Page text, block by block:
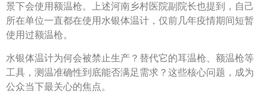
景下会使用额温枪。上述河南乡村医院副院长也提到，自己
所在单位一直都在使用水银体温计，仅前几年疫情期间短暂
使用过额温枪。
水银体温计为何会被禁止生产？替代它的耳温枪、额温枪等
工具，测温准确性到底能否满足需求？这些核心问题，成为
公众当下最关心的焦点。